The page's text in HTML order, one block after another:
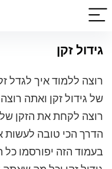
גידול זקן
של גידול זקן ואתה
רוצה לקחת את הזקן
הדרך הכי טובה לעשות
בעמוד הזה יפורסמו